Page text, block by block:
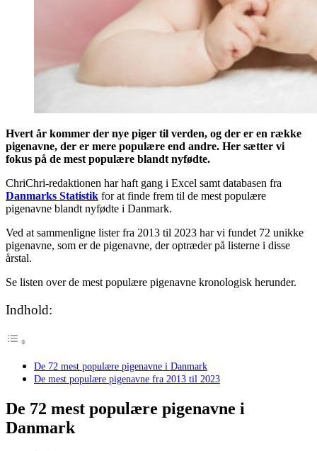
Hvert år kommer der nye piger til verden, og der er en række
pigenavne, der er mere populære end andre. Her sætter vi
fokus på de mest populære blandt nyfødte.
ChriChri-redaktionen har haft gang i Excel samt databasen fra
Danmarks Statistik for at finde frem til de mest populære
pigenavne blandt nyfødte i Danmark.
Ved at sammenligne lister fra 2013 til 2023 har vi fundet 72 unikke
pigenavne, som er de pigenavne, der optræder på listerne i disse
årstal.
Se listen over de mest populære pigenavne kronologisk herunder.
Indhold:
De 72 mest populære pigenavne i Danmark
De mest populære pigenavne fra 2013 til 2023
De 72 mest populære pigenavne i
Danmark